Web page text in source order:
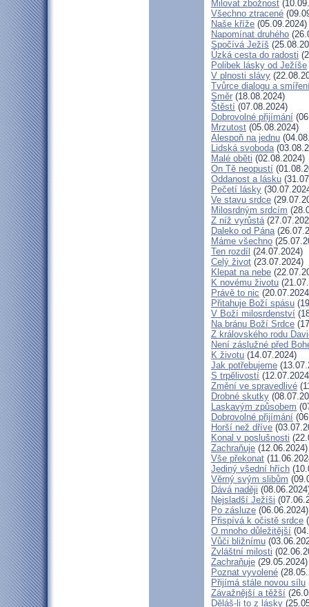
Milovat zbožnost
Všechno ztracené
Naše kříže (05.09.2024)
Napomínat druhého
Spočívá Ježíš
Úzká cesta do radosti
Polibek lásky od Ježíše
V plnosti slávy
Tvůrce dialogu a
Směr (18.08.2024)
Štěstí (07.08.2024)
Dobrovolné přijímání
Mrzutost (05.08.2024)
Alespoň na jednu
Lidská svoboda
Malé oběti (02.08.2024)
On Tě neopustí
Oddanost a lásku
Pečetí lásky
Ve stavu srdce
Milosrdným srdcím
Z níž vyrůstá
Daleko od Pána
Máme všechno
Ten rozdíl (24.07.2024)
Celý život (23.07.2024)
Klepat na nebe
K novému životu
Právě to nic
Přitahuje Boží spásu
V Boží milosrdenství
Na bránu Boží Srdce
Z královského rodu
Není záslužné před
K životu (14.07.2024)
Jak potřebujeme
S trpělivostí
Změní ve spravedlivé
Drobné skutky
Laskavým způsobem
Dobrovolné přijímání
Horší než dříve
Konal v poslušnosti
Zachraňuje (12.06.2024)
Vše překonat
Jediný všední hřích
Věrný svým slibům
Dává naději
Nejsladší Ježíši
Po zásluze (06.06.2024)
Přispívá k očistě srdce
O mnoho důležitější
Vůči bližnímu
Zvláštní milosti
Zachraňuje (29.05.2024)
Poznat vyvolené
Přijímá stále novou sílu
Závažnější a těžší
Děláš-li to z lásky